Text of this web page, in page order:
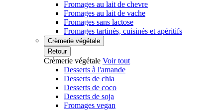
Fromages au lait de chevre
Fromages au lait de vache
Fromages sans lactose
Fromages tartinés, cuisinés et apéritifs
Crèmerie végétale
Retour
Crèmerie végétale Voir tout
Desserts à l'amande
Desserts de chia
Desserts de coco
Desserts de soja
Fromages vegan